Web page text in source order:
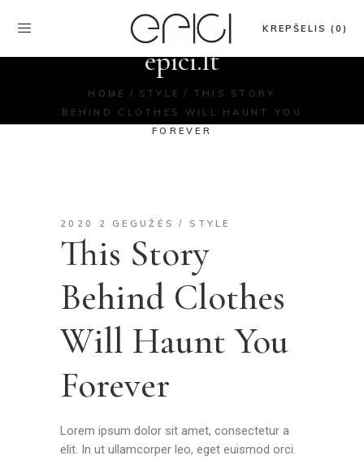
KREPŠELIS (0)
epici.lt
HOME STYLE
THIS STORY
BEHIND CLOTHES WILL HAUNT YOU
FOREVER
2020 2 GEGUŽĖS STYLE
This Story
Behind Clothes
Will Haunt You
Forever
Lorem ipsum dolor sit amet, consectetur a
elit. In ut ullamcorper leo, eget euismod orci.